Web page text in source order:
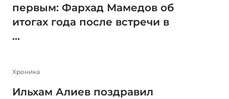
первым: Фархад Мамедов об
итогах года после встречи в
...
Xроника
Ильхам Алиев поздравил